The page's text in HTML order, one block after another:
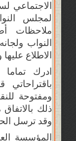
لمجلس
ملاحظات
النواب
الاطلاع
ادرك
ومفتوحة
ذلك
وقد ترسل
المؤسسة